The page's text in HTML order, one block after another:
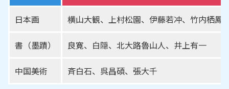
日本画 横山大観、上村松園、伊藤若冲、竹内栖鳳
書（墨蹟） 良寛、白隠、北大路魯山人、井上有一
中国美術 斉白石、呉昌碩、張大千